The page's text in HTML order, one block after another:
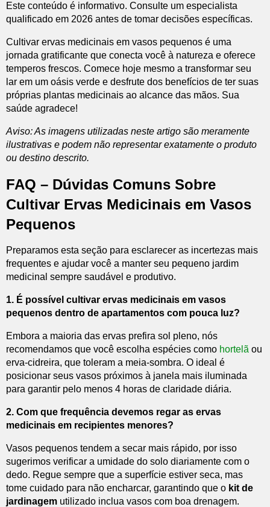
Este conteúdo é informativo. Consulte um especialista
qualificado em 2026 antes de tomar decisões específicas.
Cultivar ervas medicinais em vasos pequenos é uma
jornada gratificante que conecta você à natureza e oferece
temperos frescos. Comece hoje mesmo a transformar seu
lar em um oásis verde e desfrute dos benefícios de ter suas
próprias plantas medicinais ao alcance das mãos. Sua
saúde agradece!
Aviso: As imagens utilizadas neste artigo são meramente
ilustrativas e podem não representar exatamente o produto
ou destino descrito.
FAQ – Dúvidas Comuns Sobre
Cultivar Ervas Medicinais em Vasos
Pequenos
Preparamos esta seção para esclarecer as incertezas mais
frequentes e ajudar você a manter seu pequeno jardim
medicinal sempre saudável e produtivo.
1. É possível cultivar ervas medicinais em vasos
pequenos dentro de apartamentos com pouca luz?
Embora a maioria das ervas prefira sol pleno, nós
recomendamos que você escolha espécies como hortelã ou
erva-cidreira, que toleram a meia-sombra. O ideal é
posicionar seus vasos próximos à janela mais iluminada
para garantir pelo menos 4 horas de claridade diária.
2. Com que frequência devemos regar as ervas
medicinais em recipientes menores?
Vasos pequenos tendem a secar mais rápido, por isso
sugerimos verificar a umidade do solo diariamente com o
dedo. Regue sempre que a superfície estiver seca, mas
tome cuidado para não encharcar, garantindo que o kit de
jardinagem utilizado inclua vasos com boa drenagem.